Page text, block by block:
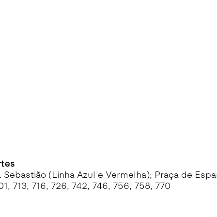
Sebastião (Linha Azul e Vermelha); Praça de
713, 716, 726, 742, 746, 756, 758, 770